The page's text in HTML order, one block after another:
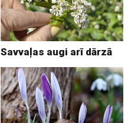
Savvaļas augi arī dārzā